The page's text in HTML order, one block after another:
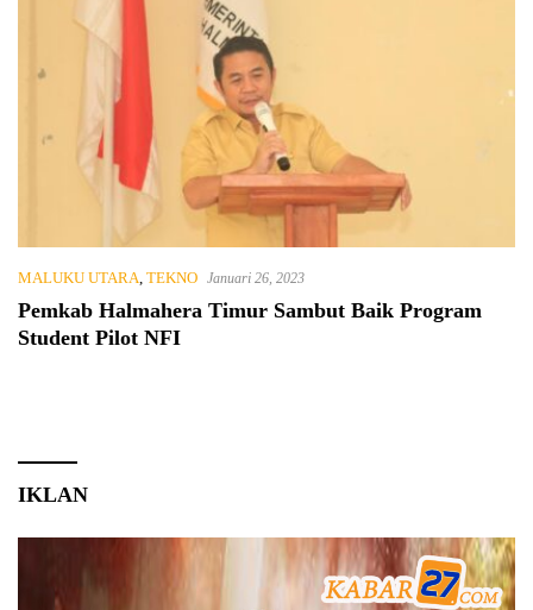
MALUKU UTARA TEKNO Januari 26, 2023
Pemkab Halmahera Timur Sambut Baik Program
Student Pilot NFI
IKLAN